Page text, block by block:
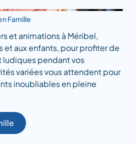
Famille
et animations à Méribel,
et aux enfants, pour profiter de
pendant vos
variées vous attendent pour
inoubliables en pleine